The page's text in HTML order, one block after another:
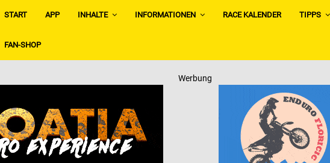
START APP INHALTE INFORMATIONEN RACE KALENDER TIPPS
FAN-SHOP
Werbung